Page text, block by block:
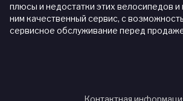
плюсы и недостатки этих велосипедов и
ним качественный сервис, с
сервисное обслуживание перед
Контактная